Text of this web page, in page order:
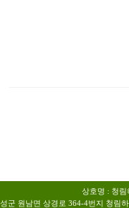
상호명 : 청
군 원남면 상경로 364-4번지 청림